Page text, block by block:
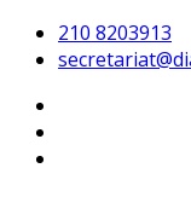
210 8203913